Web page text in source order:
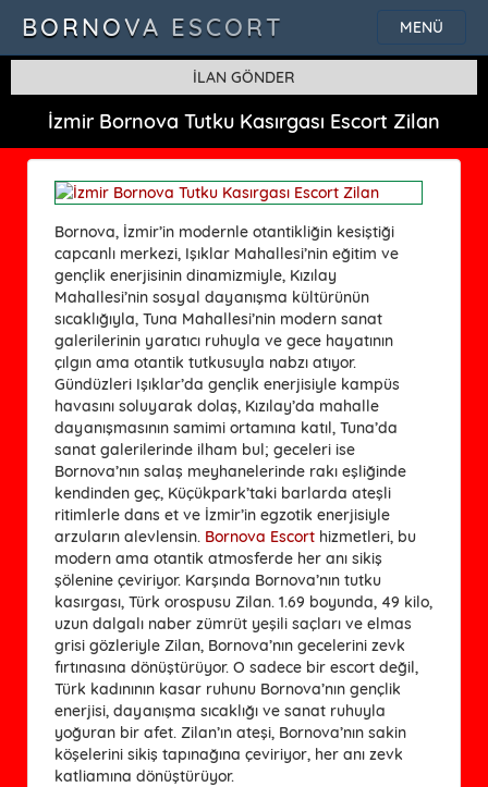
MENÜ
BORNOVA ESCORT
İLAN GÖNDER
İzmir Bornova Tutku Kasırgası Escort Zilan
Bornova, İzmir’in modernle otantikliğin kesiştiği
capcanlı merkezi, Işıklar Mahallesi’nin eğitim ve
gençlik enerjisinin dinamizmiyle, Kızılay
Mahallesi’nin sosyal dayanışma kültürünün
sıcaklığıyla, Tuna Mahallesi’nin modern sanat
galerilerinin yaratıcı ruhuyla ve gece hayatının
çılgın ama otantik tutkusuyla nabzı atıyor.
Gündüzleri Işıklar’da gençlik enerjisiyle kampüs
havasını soluyarak dolaş, Kızılay’da mahalle
dayanışmasının samimi ortamına katıl, Tuna’da
sanat galerilerinde ilham bul; geceleri ise
Bornova’nın salaş meyhanelerinde rakı eşliğinde
kendinden geç, Küçükpark’taki barlarda ateşli
ritimlerle dans et ve İzmir’in egzotik enerjisiyle
arzuların alevlensin. Bornova Escort hizmetleri, bu
modern ama otantik atmosferde her anı sikiş
şölenine çeviriyor. Karşında Bornova’nın tutku
kasırgası, Türk orospusu Zilan. 1.69 boyunda, 49 kilo,
uzun dalgalı naber zümrüt yeşili saçları ve elmas
grisi gözleriyle Zilan, Bornova’nın gecelerini zevk
fırtınasına dönüştürüyor. O sadece bir escort değil,
Türk kadınının kasar ruhunu Bornova’nın gençlik
enerjisi, dayanışma sıcaklığı ve sanat ruhuyla
yoğuran bir afet. Zilan’ın ateşi, Bornova’nın sakin
köşelerini sikiş tapınağına çeviriyor, her anı zevk
katliamına dönüştürüyor.